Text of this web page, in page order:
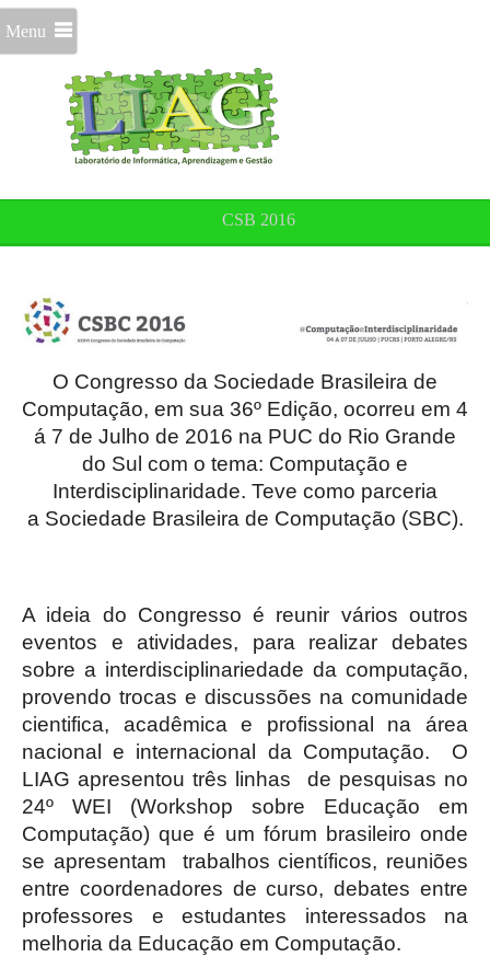
Menu
CSB 2016
O Congresso da Sociedade Brasileira de
Computação, em sua 36º Edição, ocorreu em 4
á 7 de Julho de 2016 na PUC do Rio Grande
do Sul com o tema: Computação e
Interdisciplinaridade. Teve como parceria
a Sociedade Brasileira de Computação (SBC).
A ideia do Congresso é reunir vários outros
eventos e atividades, para realizar debates
sobre a interdisciplinariedade da computação,
provendo trocas e discussões na comunidade
cientifica, acadêmica e profissional na área
nacional e internacional da Computação. O
LIAG apresentou três linhas de pesquisas no
24º WEI (Workshop sobre Educação em
Computação) que é um fórum brasileiro onde
se apresentam trabalhos científicos, reuniões
entre coordenadores de curso, debates entre
professores e estudantes interessados na
melhoria da Educação em Computação.